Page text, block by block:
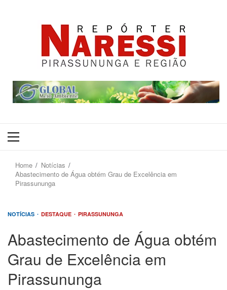
Primary
Home
Notícias
Abastecimento de Água obtém Grau de Excelência em
Pirassununga
NOTÍCIAS DESTAQUE PIRASSUNUNGA
Abastecimento de Água obtém
Grau de Excelência em
Pirassununga